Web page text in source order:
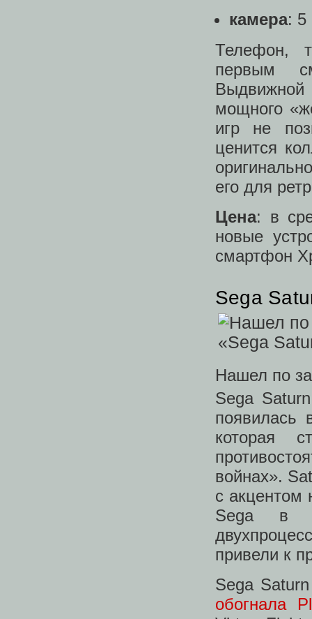
камера: 5
Телефон,
первым
Выдвижной
мощного
игр не
ценится
его для
Цена: в
новые
смартфон
Sega
Нашел по
Sega
появилась
которая
войнах».
с акцентом
Sega в
привели к
Sega
обогнала